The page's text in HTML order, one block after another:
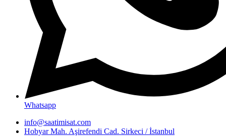
Whatsapp
info@saatimisat.com
Hobyar Mah. Aşirefendi Cad. Sirkeci / İstanbul